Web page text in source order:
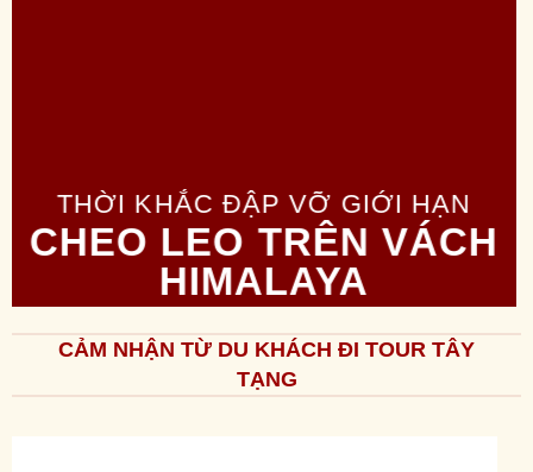
THỜI KHẮC ĐẬP VỠ GIỚI HẠN
CHEO LEO TRÊN VÁCH
HIMALAYA
CẢM NHẬN TỪ DU KHÁCH ĐI TOUR TÂY
TẠNG